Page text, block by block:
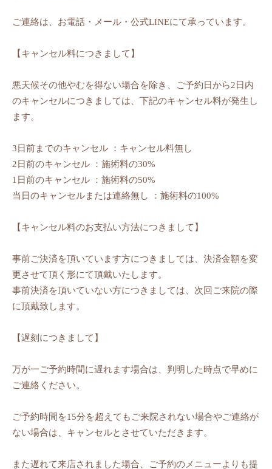
ご連絡は、お電話・メール・公式LINEにて承っています。
【キャンセル料につきまして】
悪天候その他やむを得ない場合を除き、ご予約日から2日内
のキャンセルにつきましては、下記のキャンセル料が発生し
ます。
3日前までのキャンセル ：キャンセル料無し
2日前のキャンセル ：施術料の30%
1日前のキャンセル ：施術料の50%
当日のキャンセルまたは連絡無し ：施術料の100%
【キャンセル料のお支払い方法につきまして】
事前ご決済を頂いています方につきましては、決済金額を変
更させて頂く形にて頂戴いたします。
事前決済を頂いていない方につきましては、次回ご来院の際
に頂戴致します。
【遅刻につきまして】
万が一ご予約時間に遅れます場合は、判明した時点で早めに
ご連絡ください。
ご予約時間を15分を超えてもご来院されない場合やご連絡が
ない場合は、キャンセルとさせていただきます。
また遅れて来店されました場合、ご予約のメニューよりも提